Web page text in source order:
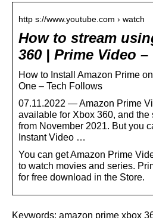
http s://www.youtube.com › watch
How to stream
360 | Prime Video
How to Install Amazon Prime
One – Tech Follows
07.11.2022 — Amazon Prime
available for Xbox 360, and the
from November 2021. But you
Instant Video …
You can get Amazon Prime
to watch movies and series.
for free download in the Store.
Keywords: amazon prime xbox